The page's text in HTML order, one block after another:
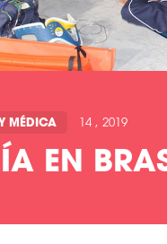
MÉDICA 14 , 2019
EN